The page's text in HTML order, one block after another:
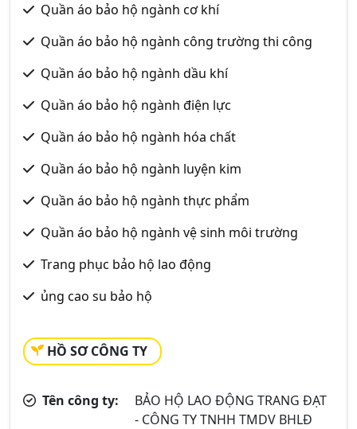
Quần áo bảo hộ ngành cơ khí
Quần áo bảo hộ ngành công trường thi công
Quần áo bảo hộ ngành dầu khí
Quần áo bảo hộ ngành điện lực
Quần áo bảo hộ ngành hóa chất
Quần áo bảo hộ ngành luyện kim
Quần áo bảo hộ ngành thực phẩm
Quần áo bảo hộ ngành vệ sinh môi trường
Trang phục bảo hộ lao động
ủng cao su bảo hộ
HỒ SƠ CÔNG TY
Tên công ty:
BẢO HỘ LAO ĐỘNG TRANG ĐẠT
- CÔNG TY TNHH TMDV BHLĐ